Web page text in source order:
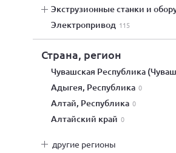
экструзионные станки и
электропривод 115
Страна, регион
Чувашская Республика
Адыгея, Республика 0
Алтай, Республика 0
Алтайский край 0
другие регионы